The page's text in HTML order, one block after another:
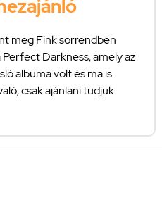
meg Fink sorrendben
Darkness, amely az
albuma volt és ma is
csak ajánlani tudjuk.